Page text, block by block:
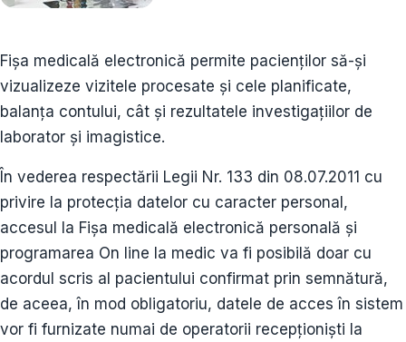
Fișa medicală electronică permite pacienților să-și
vizualizeze vizitele procesate și cele planificate,
balanța contului, cât și rezultatele investigațiilor de
laborator și imagistice.
În vederea respectării Legii Nr. 133 din 08.07.2011 cu
privire la protecția datelor cu caracter personal,
accesul la Fișa medicală electronică personală și
programarea On line la medic va fi posibilă doar cu
acordul scris al pacientului confirmat prin semnătură,
de aceea, în mod obligatoriu, datele de acces în sistem
vor fi furnizate numai de operatorii recepționiști la